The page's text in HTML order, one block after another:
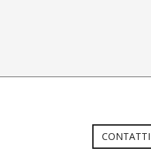
CONTATTI